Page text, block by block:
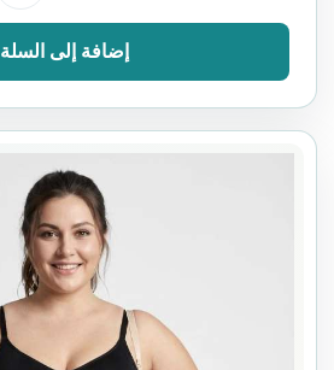
إضافة إلى السلة